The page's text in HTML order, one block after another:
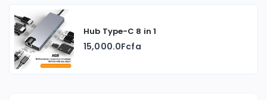
Hub Type-C 8 in 1
15,000.0Fcfa